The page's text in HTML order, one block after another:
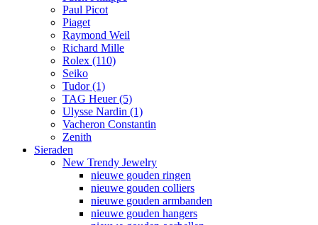
Paul Picot
Piaget
Raymond Weil
Richard Mille
Rolex (110)
Seiko
Tudor(1)
TAG Heuer(5)
Ulysse Nardin (1)
Vacheron Constantin
Zenith
Sieraden
New Trendy Jewelry
nieuwe gouden ringen
nieuwe gouden colliers
nieuwe gouden armbanden
nieuwe gouden hangers